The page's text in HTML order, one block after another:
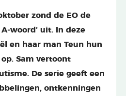
zond de EO de
woord’ uit. In deze
en haar man Teun hun
Sam vertoont
De serie geeft een
ontkenningen